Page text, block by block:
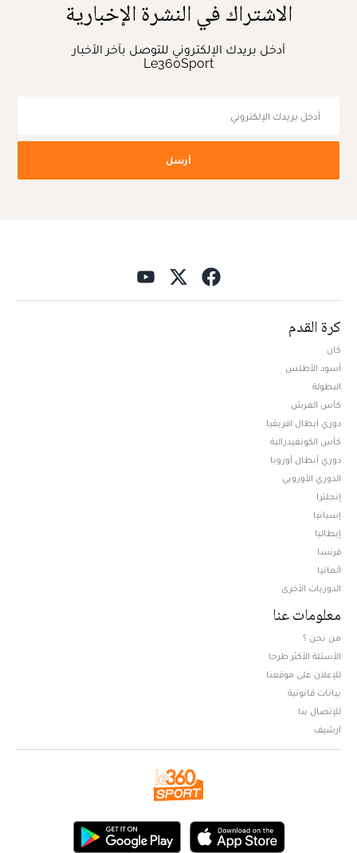
الاشتراك في النشرة الإخبارية
أدخل بريدك الإلكتروني للتوصل بآخر الأخبار
Le360Sport
أرسل
كرة القدم
كان
أسود الأطلس
البطولة
كأس العرش
دوري أبطال افريقيا
كأس الكونفيدرالية
دوري أبطال أوروبا
الدوري الأوروبي
إنجلترا
إسبانيا
إيطاليا
فرنسا
ألمانيا
الدوريات الأخرى
معلومات عنا
من نحن ؟
الأسئلة الأكثر طرحا
للإعلان على موقعنا
بيانات قانونية
للإتصال بنا
أرشيف